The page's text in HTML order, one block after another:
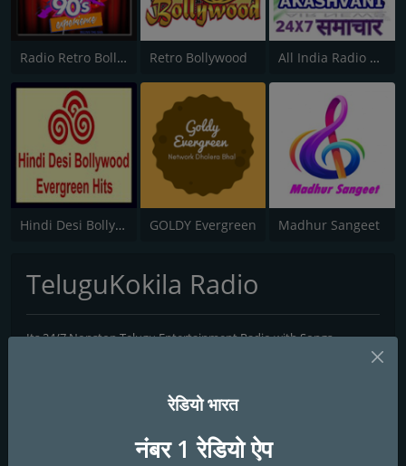
Radio Retro Bollywood 90s Retro Bollywood All India Radio News
Hindi Desi Bollywood Evergreen Hits - Channel 2 GOLDY Evergreen Madhur Sangeet
TeluguKokila Radio
Its 24/7 Nonstop Telugu Entertainment Radio with Songs,
रेडियो भारत
नंबर 1 रेडियो ऐप